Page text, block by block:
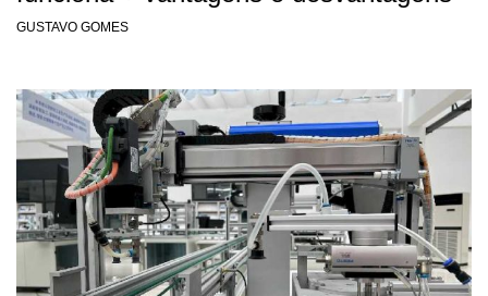
GUSTAVO GOMES